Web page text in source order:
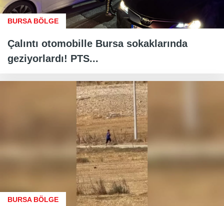
BURSA BÖLGE
Çalıntı otomobille Bursa sokaklarında
geziyorlardı! PTS...
BURSA BÖLGE